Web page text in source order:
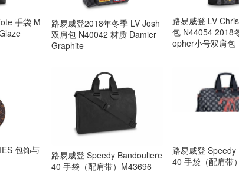
手袋 M
路易威登2018年冬季 LV Josh
双肩包 N40042 材质 Damier
Graphite
路易威登 LV
包 N44054 2018
opher小号双肩包
包饰与
路易威登 Speedy Bandouliere
40 手袋（配肩带）M43696
路易威登
40 手袋（配肩带